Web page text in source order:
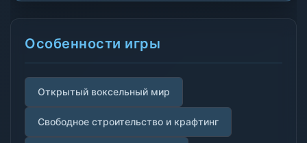
Особенности игры
Открытый воксельный мир
Свободное строительство и крафтинг